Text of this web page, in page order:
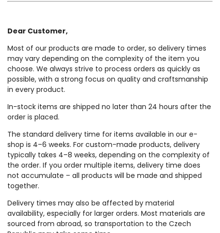
Dear Customer,
Most of our products are made to order, so delivery times
may vary depending on the complexity of the item you
choose. We always strive to process orders as quickly as
possible, with a strong focus on quality and craftsmanship
in every product.
In-stock items are shipped no later than 24 hours after the
order is placed.
The standard delivery time for items available in our e-
shop is 4–6 weeks. For custom-made products, delivery
typically takes 4–8 weeks, depending on the complexity of
the order. If you order multiple items, delivery time does
not accumulate – all products will be made and shipped
together.
Delivery times may also be affected by material
availability, especially for larger orders. Most materials are
sourced from abroad, so transportation to the Czech